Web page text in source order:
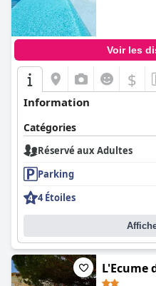
Voir les
$
Information
Catégories
Réservé aux Adultes
Parking
4 Étoiles
L'Ecume